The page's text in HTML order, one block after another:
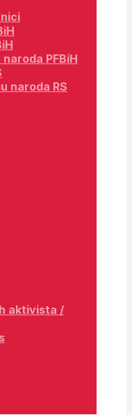
PFBiH
naroda RS
aktivista /